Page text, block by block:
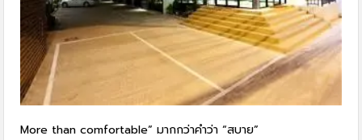
More than comfortable” มากกว่าคำว่า “สบาย”